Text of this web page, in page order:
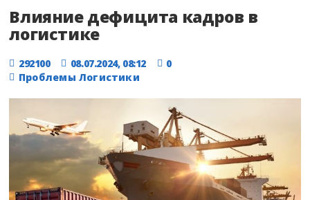
Влияние дефицита кадров в
логистике
292100 08.07.2024, 08:12
0
Проблемы Логистики